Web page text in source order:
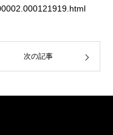
次の記事